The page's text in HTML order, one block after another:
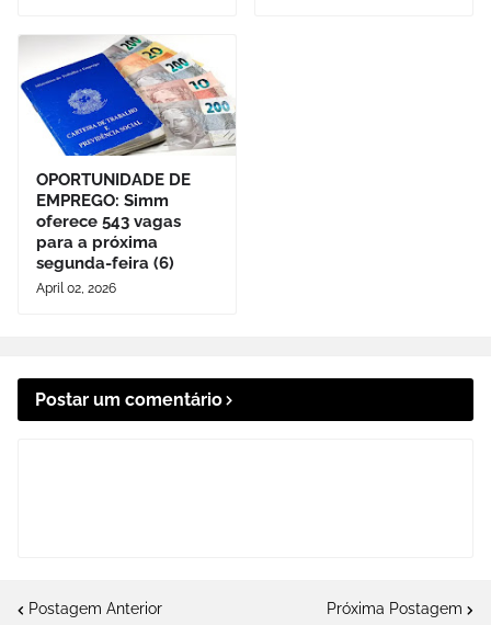
OPORTUNIDADE DE
EMPREGO: Simm
oferece 543 vagas
para a próxima
segunda-feira (6)
April 02, 2026
Postar um comentário
Postagem Anterior Próxima Postagem